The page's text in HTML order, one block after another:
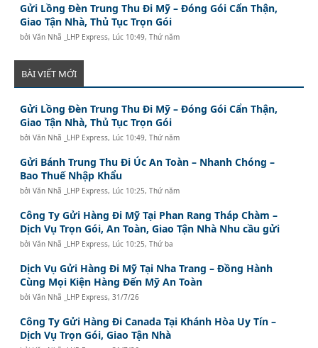
Gửi Lồng Đèn Trung Thu Đi Mỹ – Đóng Gói Cẩn Thận,
Giao Tận Nhà, Thủ Tục Trọn Gói
bởiVăn Nhã _LHP Express, Lúc 10:49, Thứ năm
BÀI VIẾT MỚI
Gửi Lồng Đèn Trung Thu Đi Mỹ – Đóng Gói Cẩn Thận,
Giao Tận Nhà, Thủ Tục Trọn Gói
bởiVăn Nhã _LHP Express, Lúc 10:49, Thứ năm
Gửi Bánh Trung Thu Đi Úc An Toàn – Nhanh Chóng –
Bao Thuế Nhập Khẩu
bởiVăn Nhã _LHP Express, Lúc 10:25, Thứ năm
Công Ty Gửi Hàng Đi Mỹ Tại Phan Rang Tháp Chàm –
Dịch Vụ Trọn Gói, An Toàn, Giao Tận Nhà Nhu cầu gửi
bởiVăn Nhã _LHP Express, Lúc 10:25, Thứ ba
Dịch Vụ Gửi Hàng Đi Mỹ Tại Nha Trang – Đồng Hành
Cùng Mọi Kiện Hàng Đến Mỹ An Toàn
bởiVăn Nhã _LHP Express,31/7/26
Công Ty Gửi Hàng Đi Canada Tại Khánh Hòa Uy Tín –
Dịch Vụ Trọn Gói, Giao Tận Nhà